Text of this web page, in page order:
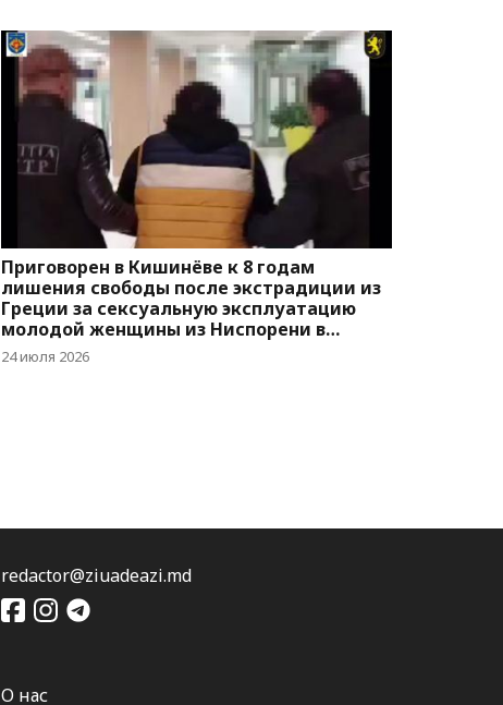
Приговорен в Кишинёве к 8 годам
лишения свободы после экстрадиции из
Греции за сексуальную эксплуатацию
молодой женщины из Ниспорени в
Афинах
24 июля 2026
redactor@ziuadeazi.md
О нас